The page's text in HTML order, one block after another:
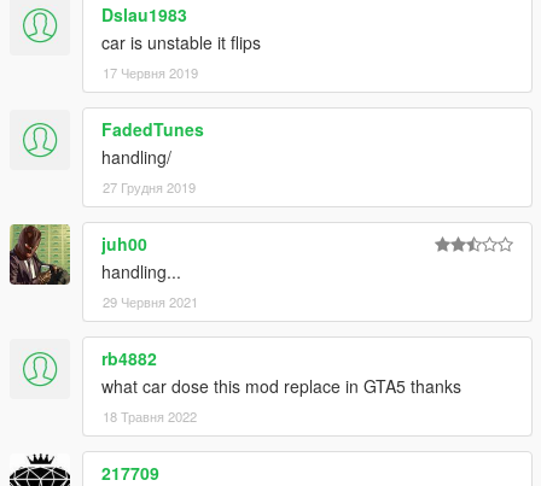
Dslau1983
car is unstable it flips
17 Червня 2019
FadedTunes
handling/
27 Грудня 2019
juh00
handling...
29 Червня 2021
rb4882
what car dose this mod replace in GTA5 thanks
18 Травня 2022
217709